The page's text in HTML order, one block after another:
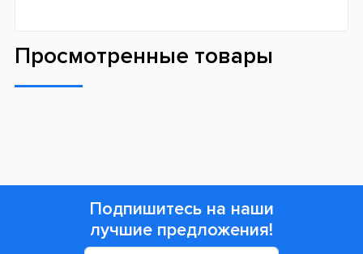
Просмотренные товары
Подпишитесь на наши
лучшие предложения!